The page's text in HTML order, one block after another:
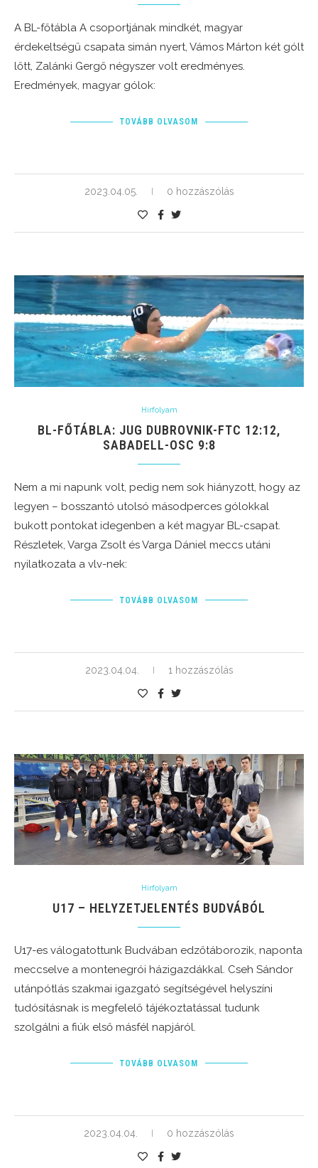
A BL-főtábla A csoportjának mindkét, magyar
érdekeltségű csapata simán nyert, Vámos Márton két gólt
lőtt, Zalánki Gergő négyszer volt eredményes.
Eredmények, magyar gólok:
TOVÁBB OLVASOM
2023.04.05. 0 hozzászólás
Hírfolyam
BL-FŐTÁBLA: JUG DUBROVNIK-FTC 12:12,
SABADELL-OSC 9:8
Nem a mi napunk volt, pedig nem sok hiányzott, hogy az
legyen – bosszantó utolsó másodperces gólokkal
bukott pontokat idegenben a két magyar BL-csapat.
Részletek, Varga Zsolt és Varga Dániel meccs utáni
nyilatkozata a vlv-nek:
TOVÁBB OLVASOM
2023.04.04. 1 hozzászólás
Hírfolyam
U17 – HELYZETJELENTÉS BUDVÁBÓL
U17-es válogatottunk Budvában edzőtáborozik, naponta
meccselve a montenegrói házigazdákkal. Cseh Sándor
utánpótlás szakmai igazgató segítségével helyszíni
tudósításnak is megfelelő tájékoztatással tudunk
szolgálni a fiúk első másfél napjáról.
TOVÁBB OLVASOM
2023.04.04. 0 hozzászólás